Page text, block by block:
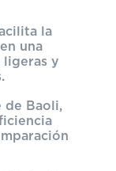
la
una
y
de Baoli,